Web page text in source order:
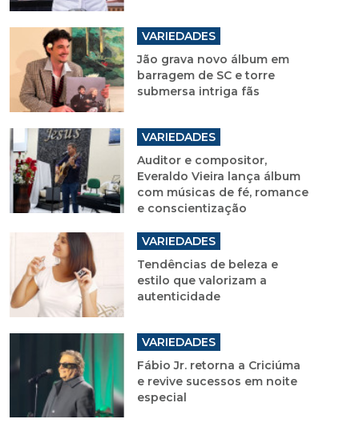
VARIEDADES
Jão grava novo álbum em
barragem de SC e torre
submersa intriga fãs
VARIEDADES
Auditor e compositor,
Everaldo Vieira lança álbum
com músicas de fé, romance
e conscientização
VARIEDADES
Tendências de beleza e
estilo que valorizam a
autenticidade
VARIEDADES
Fábio Jr. retorna a Criciúma
e revive sucessos em noite
especial